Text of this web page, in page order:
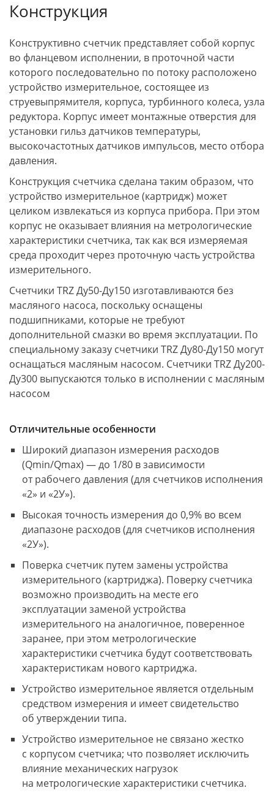
Конструкция
Конструктивно счетчик представляет собой корпус
во фланцевом исполнении, в проточной части
которого последовательно по потоку расположено
устройство измерительное, состоящее из
струевыпрямителя, корпуса, турбинного колеса, узла
редуктора. Корпус имеет монтажные отверстия для
установки гильз датчиков температуры,
высокочастотных датчиков импульсов, место отбора
давления.
Конструкция счетчика сделана таким образом, что
устройство измерительное (картридж) может
целиком извлекаться из корпуса прибора. При этом
корпус не оказывает влияния на метрологические
характеристики счетчика, так как вся измеряемая
среда проходит через проточную часть устройства
измерительного.
Счетчики TRZ Ду50-Ду150 изготавливаются без
масляного насоса, поскольку оснащены
подшипниками, которые не требуют
дополнительной смазки во время эксплуатации. По
специальному заказу счетчики TRZ Ду80-Ду150 могут
оснащаться масляным насосом. Счетчики TRZ Ду200-
Ду300 выпускаются только в исполнении с масляным
насосом
Отличительные особенности
Широкий диапазон измерения расходов
(Qmin/Qmax) — до 1/80 в зависимости
от рабочего давления (для счетчиков исполнения
«2» и «2У»).
Высокая точность измерения до 0,9% во всем
диапазоне расходов (для счетчиков исполнения
«2У»).
Поверка счетчик путем замены устройства
измерительного (картриджа). Поверку счетчика
возможно производить на месте его
эксплуатации заменой устройства
измерительного на аналогичное, поверенное
заранее, при этом метрологические
характеристики счетчика будут соответствовать
характеристикам нового картриджа.
Устройство измерительное является отдельным
средством измерения и имеет свидетельство
об утверждении типа.
Устройство измерительное не связано жестко
с корпусом счетчика; что позволяет исключить
влияние механических нагрузок
на метрологические характеристики счетчика.